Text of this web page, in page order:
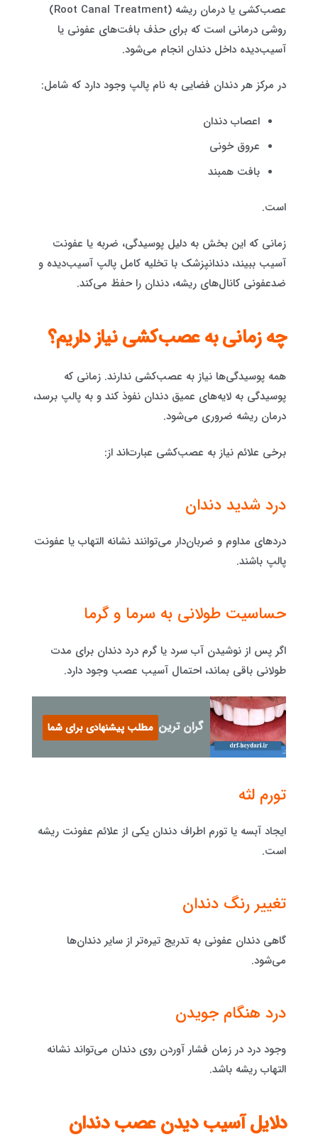
عصب‌کشی یا درمان ریشه (Root Canal Treatment)
روشی درمانی است که برای حذف بافت‌های عفونی یا
آسیب‌دیده داخل دندان انجام می‌شود.
در مرکز هر دندان فضایی به نام پالپ وجود دارد که شامل:
اعصاب دندان
عروق خونی
بافت همبند
است.
زمانی که این بخش به دلیل پوسیدگی، ضربه یا عفونت
آسیب ببیند، دندانپزشک با تخلیه کامل پالپ آسیب‌دیده و
ضدعفونی کانال‌های ریشه، دندان را حفظ می‌کند.
چه زمانی به عصب‌کشی نیاز داریم؟
همه پوسیدگی‌ها نیاز به عصب‌کشی ندارند. زمانی که
پوسیدگی به لایه‌های عمیق دندان نفوذ کند و به پالپ برسد،
درمان ریشه ضروری می‌شود.
برخی علائم نیاز به عصب‌کشی عبارت‌اند از:
درد شدید دندان
دردهای مداوم و ضربان‌دار می‌توانند نشانه التهاب یا عفونت
پالپ باشند.
حساسیت طولانی به سرما و گرما
اگر پس از نوشیدن آب سرد یا گرم درد دندان برای مدت
طولانی باقی بماند، احتمال آسیب عصب وجود دارد.
گران ترین نوع ایمپلنتمطلب پیشنهادی برای شما
تورم لثه
ایجاد آبسه یا تورم اطراف دندان یکی از علائم عفونت ریشه
است.
تغییر رنگ دندان
گاهی دندان عفونی به تدریج تیره‌تر از سایر دندان‌ها
می‌شود.
درد هنگام جویدن
وجود درد در زمان فشار آوردن روی دندان می‌تواند نشانه
التهاب ریشه باشد.
دلایل آسیب دیدن عصب دندان